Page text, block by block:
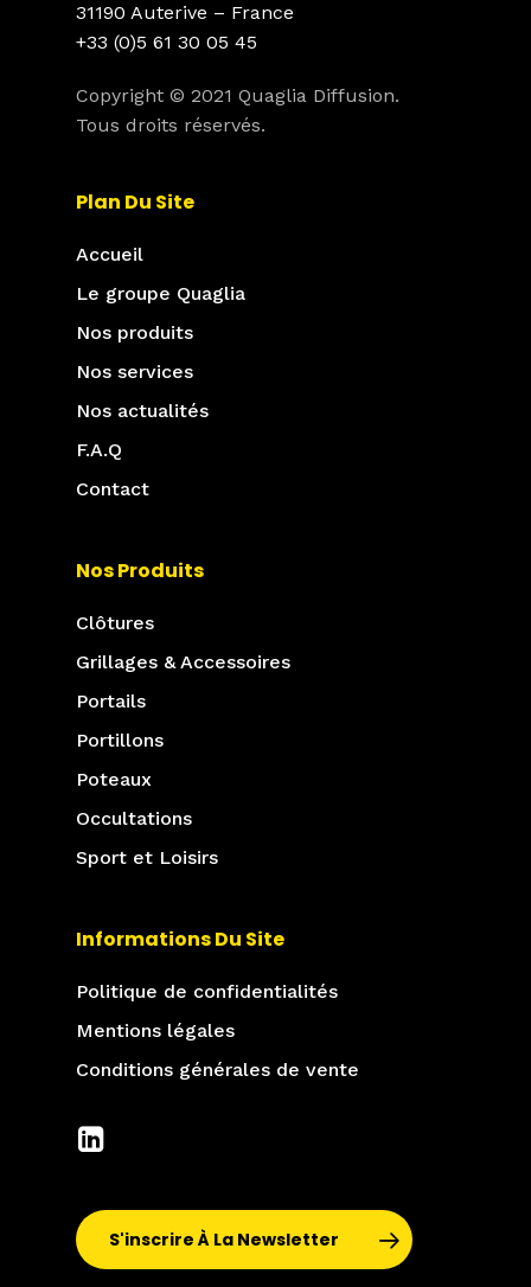
31190 Auterive – France
+33 (0)5 61 30 05 45
Copyright © 2021 Quaglia Diffusion.
Tous droits réservés.
Plan Du Site
Accueil
Le groupe Quaglia
Nos produits
Nos services
Nos actualités
F.A.Q
Contact
Nos Produits
Clôtures
Grillages & Accessoires
Portails
Portillons
Poteaux
Occultations
Sport et Loisirs
Informations Du Site
Politique de confidentialités
Mentions légales
Conditions générales de vente
S'inscrire À La Newsletter